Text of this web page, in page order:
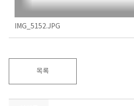
IMG_5152.JPG
목록